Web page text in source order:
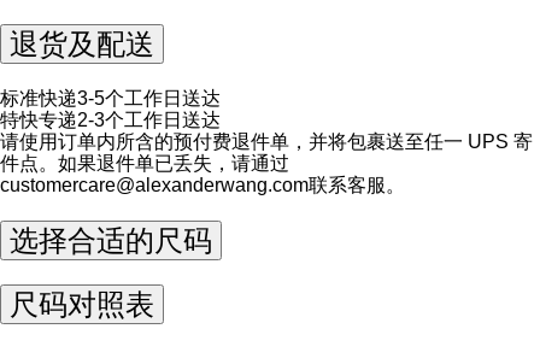
退货及配送
标准快递3-5个工作日送达
特快专递2-3个工作日送达
请使用订单内所含的预付费退件单，并将包裹送至任一 UPS 寄
件点。如果退件单已丢失，请通过
customercare@alexanderwang.com联系客服。
选择合适的尺码
尺码对照表